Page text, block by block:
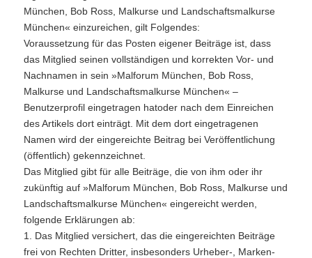
München, Bob Ross, Malkurse und Landschaftsmalkurse
München« einzureichen, gilt Folgendes:
Voraussetzung für das Posten eigener Beiträge ist, dass
das Mitglied seinen vollständigen und korrekten Vor- und
Nachnamen in sein »Malforum München, Bob Ross,
Malkurse und Landschaftsmalkurse München« –
Benutzerprofil eingetragen hatoder nach dem Einreichen
des Artikels dort einträgt. Mit dem dort eingetragenen
Namen wird der eingereichte Beitrag bei Veröffentlichung
(öffentlich) gekennzeichnet.
Das Mitglied gibt für alle Beiträge, die von ihm oder ihr
zukünftig auf »Malforum München, Bob Ross, Malkurse und
Landschaftsmalkurse München« eingereicht werden,
folgende Erklärungen ab:
1. Das Mitglied versichert, das die eingereichten Beiträge
frei von Rechten Dritter, insbesonders Urheber-, Marken-